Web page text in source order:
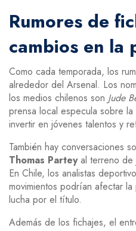
Rumores de
cambios en la
Como cada temporada, los
alrededor del Arsenal. Los
los medios chilenos son Jude
prensa local especula sobre
invertir en jóvenes talentos y
También hay conversaciones
Thomas Parteyal terreno de
En Chile, los analistas
movimientos podrían afectar
lucha por el título.
Además de los fichajes, el